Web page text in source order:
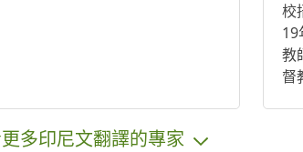
校
19
教
督
多印尼文翻譯的專家